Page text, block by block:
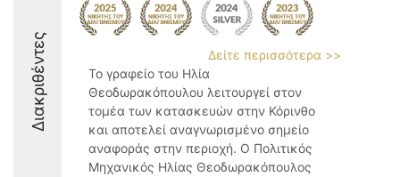
Διακριθέντες
Δείτε περισσότερα >>
Το γραφείο του Ηλία
Θεοδωρακόπουλου λειτουργεί στον
τομέα των κατασκευών στην Κόρινθο
και αποτελεί αναγνωρισμένο σημείο
αναφοράς στην περιοχή. Ο Πολιτικός
Μηχανικός Ηλίας Θεοδωρακόπουλος